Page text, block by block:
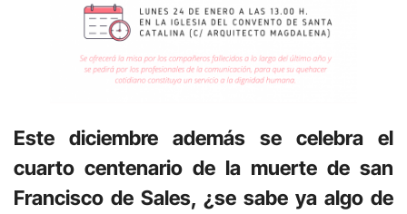
Este diciembre además se celebra el
cuarto centenario de la muerte de san
Francisco de Sales, ¿se sabe ya algo de